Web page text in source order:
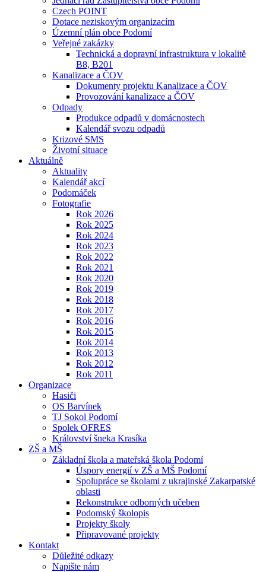
Czech POINT
Dotace neziskovým organizacím
Územní plán obce Podomí
Veřejné zakázky
Technická a dopravní infrastruktura v lokalitě
B8, B201
Kanalizace a ČOV
Dokumenty projektu Kanalizace a ČOV
Provozování kanalizace a ČOV
Odpady
Produkce odpadů v domácnostech
Kalendář svozu odpadů
Krizové SMS
Životní situace
Aktuálně
Aktuality
Kalendář akcí
Podomáček
Fotografie
Rok 2026
Rok 2025
Rok 2024
Rok 2023
Rok 2022
Rok 2021
Rok 2020
Rok 2019
Rok 2018
Rok 2017
Rok 2016
Rok 2015
Rok 2014
Rok 2013
Rok 2012
Rok 2011
Organizace
Hasiči
OS Barvínek
TJ Sokol Podomí
Spolek OFRES
Království šneka Krasíka
ZŠ a MŠ
Základní škola a mateřská škola Podomí
Úspory energií v ZŠ a MŠ Podomí
Spolupráce se školami z ukrajinské Zakarpatské
oblasti
Rekonstrukce odborných učeben
Podomský školopis
Projekty školy
Připravované projekty
Kontakt
Důležité odkazy
Napište nám